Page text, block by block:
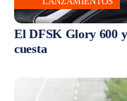
El DFSK Glory 600
cuesta